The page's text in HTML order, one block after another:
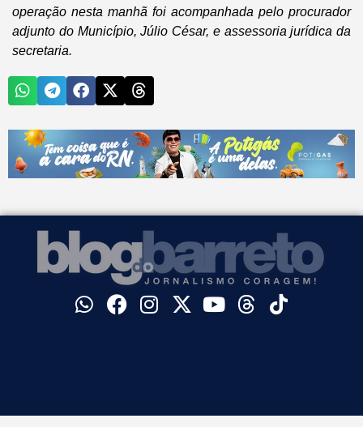
operação nesta manhã foi acompanhada pelo procurador
adjunto do Município, Júlio César, e assessoria jurídica da
secretaria.